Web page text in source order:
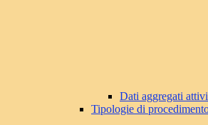
Dati aggregati
Tipologie di